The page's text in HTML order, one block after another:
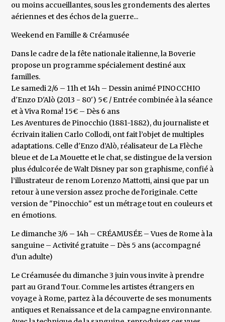
ou moins accueillantes, sous les grondements des alertes
aériennes et des échos de la guerre...
Weekend en Famille & Créamusée
Dans le cadre de la fête nationale italienne, la Boverie
propose un programme spécialement destiné aux
familles.
Le samedi 2/6 – 11h et 14h – Dessin animé PINOCCHIO
d'Enzo D'Alò (2013 - 80') 5€ / Entrée combinée à la séance
et à Viva Roma! 15€ – Dès 6 ans
Les Aventures de Pinocchio (1881-1882), du journaliste et
écrivain italien Carlo Collodi, ont fait l’objet de multiples
adaptations. Celle d'Enzo d’Alò, réalisateur de La Flèche
bleue et de La Mouette et le chat, se distingue de la version
plus édulcorée de Walt Disney par son graphisme, confié à
l’illustrateur de renom Lorenzo Mattotti, ainsi que par un
retour à une version assez proche de l'originale. Cette
version de "Pinocchio" est un métrage tout en couleurs et
en émotions.
Le dimanche 3/6 – 14h – CRÉAMUSÉE – Vues de Rome à la
sanguine – Activité gratuite – Dès 5 ans (accompagné
d'un adulte)
Le Créamusée du dimanche 3 juin vous invite à prendre
part au Grand Tour. Comme les artistes étrangers en
voyage à Rome, partez à la découverte de ses monuments
antiques et Renaissance et de la campagne environnante.